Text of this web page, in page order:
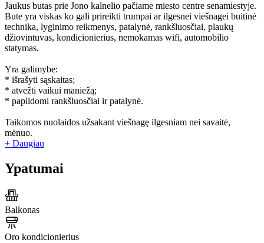
Jaukus butas prie Jono kalnelio pačiame miesto centre senamiestyje.
Bute yra viskas ko gali prireikti trumpai ar ilgesnei viešnagei buitinė
technika, lyginimo reikmenys, patalynė, rankšluosčiai, plaukų
džiovintuvas, kondicionierius, nemokamas wifi, automobilio
statymas.
Yra galimybe:
* išrašyti sąskaitas;
* atvežti vaikui maniežą;
* papildomi rankšluosčiai ir patalynė.
Taikomos nuolaidos užsakant viešnagę ilgesniam nei savaitė,
mėnuo.
+ Daugiau
Ypatumai
Balkonas
Oro kondicionierius